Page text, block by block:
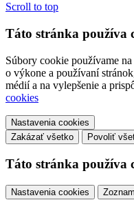
Scroll to top
Táto stránka používa
Súbory cookie používame
o výkone a používaní
médií a na vylepšenie a
cookies
Nastavenia cookies
Zakázať všetko
Povoliť
Táto stránka používa
Nastavenia cookies